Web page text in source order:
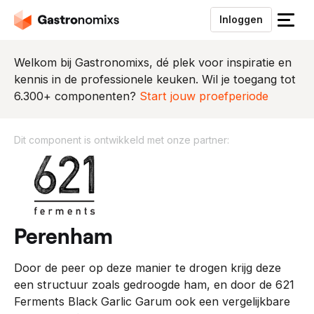
Inloggen
S
u
i
Welkom bij Gastronomixs, dé plek voor inspiratie en
kennis in de professionele keuken. Wil je toegang tot
6.300+ componenten? Start jouw proefperiode
Dit component is ontwikkeld met onze partner:
o
m
p
o
n
perenham
Door de peer op deze manier te drogen krijg deze
een structuur zoals gedroogde ham, en door de 621
Ferments Black Garlic Garum ook een vergelijkbare